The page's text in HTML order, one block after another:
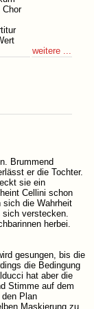
Chor
weitere ...
Brummend
er die Tochter.
sie ein
Cellini schon
sich die Wahrheit
sich verstecken.
herbei.
gesungen, bis die
die Bedingung
hat aber die
Stimme auf dem
Plan
Maskierung zu